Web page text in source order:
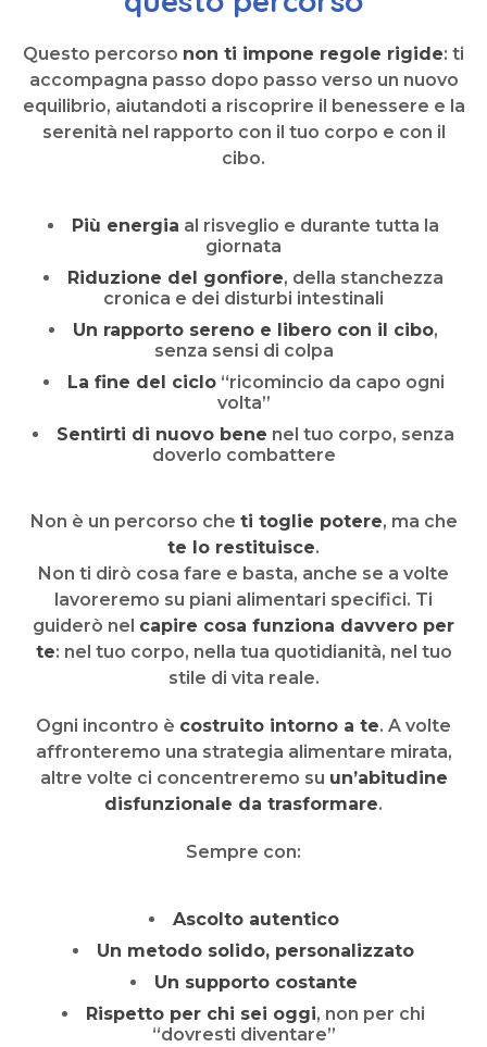
Questo percorso non ti impone regole rigide: ti
accompagna passo dopo passo verso un nuovo
equilibrio, aiutandoti a riscoprire il benessere e la
serenità nel rapporto con il tuo corpo e con il
cibo.
Più energia al risveglio e durante tutta la
giornata
Riduzione del gonfiore, della stanchezza
cronica e dei disturbi intestinali
Un rapporto sereno e libero con il cibo,
senza sensi di colpa
La fine del ciclo“ricomincio da capo ogni
volta”
Sentirti di nuovo bene nel tuo corpo, senza
doverlo combattere
Non è un percorso che ti toglie potere, ma che
te lo restituisce.
Non ti dirò cosa fare e basta, anche se a volte
lavoreremo su piani alimentari specifici. Ti
guiderò nel capire cosa funziona davvero per
te: nel tuo corpo, nella tua quotidianità, nel tuo
stile di vita reale.
Ogni incontro è costruito intorno a te. A volte
affronteremo una strategia alimentare mirata,
altre volte ci concentreremo su un’abitudine
disfunzionale da trasformare.
Sempre con:
Ascolto autentico
Un metodo solido, personalizzato
Un supporto costante
Rispetto per chi sei oggi, non per chi
“dovresti diventare”